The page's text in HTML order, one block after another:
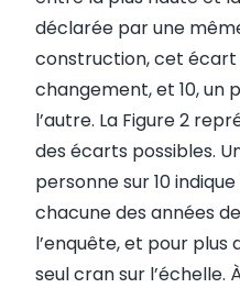
déclarée par une
construction, cet écart
changement, et 10, un
l’autre. La Figure 2
des écarts possibles.
personne sur 10
chacune des années
l’enquête, et pour plus
seul cran sur l’échelle.